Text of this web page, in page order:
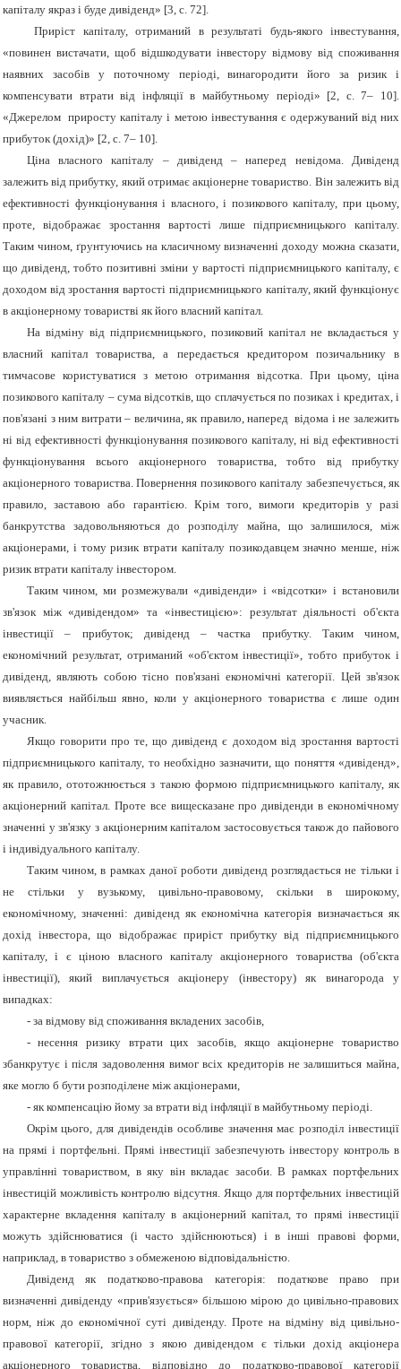
капіталу якраз і буде дивіденд» [3, с. 72].
Приріст капіталу, отриманий в результаті будь-якого інвестування,
«повинен вистачати, щоб відшкодувати інвестору відмову від споживання
наявних засобів у поточному періоді, винагородити його за ризик і
компенсувати втрати від інфляції в майбутньому періоді» [2, с. 7– 10].
«Джерелом приросту капіталу і метою інвестування є одержуваний від них
прибуток (дохід)» [2, с. 7– 10].
Ціна власного капіталу – дивіденд – наперед невідома. Дивіденд
залежить від прибутку, який отримає акціонерне товариство. Він залежить від
ефективності функціонування і власного, і позикового капіталу, при цьому,
проте, відображає зростання вартості лише підприємницького капіталу.
Таким чином, ґрунтуючись на класичному визначенні доходу можна сказати,
що дивіденд, тобто позитивні зміни у вартості підприємницького капіталу, є
доходом від зростання вартості підприємницького капіталу, який функціонує
в акціонерному товаристві як його власний капітал.
На відміну від підприємницького, позиковий капітал не вкладається у
власний капітал товариства, а передається кредитором позичальнику в
тимчасове користуватися з метою отримання відсотка. При цьому, ціна
позикового капіталу – сума відсотків, що сплачується по позиках і кредитах, і
пов'язані з ним витрати – величина, як правило, наперед відома і не залежить
ні від ефективності функціонування позикового капіталу, ні від ефективності
функціонування всього акціонерного товариства, тобто від прибутку
акціонерного товариства. Повернення позикового капіталу забезпечується, як
правило, заставою або гарантією. Крім того, вимоги кредиторів у разі
банкрутства задовольняються до розподілу майна, що залишилося, між
акціонерами, і тому ризик втрати капіталу позикодавцем значно менше, ніж
ризик втрати капіталу інвестором.
Таким чином, ми розмежували «дивіденди» і «відсотки» і встановили
зв'язок між «дивідендом» та «інвестицією»: результат діяльності об'єкта
інвестиції – прибуток; дивіденд – частка прибутку. Таким чином,
економічний результат, отриманий «об'єктом інвестиції», тобто прибуток і
дивіденд, являють собою тісно пов'язані економічні категорії. Цей зв'язок
виявляється найбільш явно, коли у акціонерного товариства є лише один
учасник.
Якщо говорити про те, що дивіденд є доходом від зростання вартості
підприємницького капіталу, то необхідно зазначити, що поняття «дивіденд»,
як правило, ототожнюється з такою формою підприємницького капіталу, як
акціонерний капітал. Проте все вищесказане про дивіденди в економічному
значенні у зв'язку з акціонерним капіталом застосовується також до пайового
і індивідуального капіталу.
Таким чином, в рамках даної роботи дивіденд розглядається не тільки і
не стільки у вузькому, цивільно-правовому, скільки в широкому,
економічному, значенні: дивіденд як економічна категорія визначається як
дохід інвестора, що відображає приріст прибутку від підприємницького
капіталу, і є ціною власного капіталу акціонерного товариства (об'єкта
інвестиції), який виплачується акціонеру (інвестору) як винагорода у
випадках:
- за відмову від споживання вкладених засобів,
- несення ризику втрати цих засобів, якщо акціонерне товариство
збанкрутує і після задоволення вимог всіх кредиторів не залишиться майна,
яке могло б бути розподілене між акціонерами,
- як компенсацію йому за втрати від інфляції в майбутньому періоді.
Окрім цього, для дивідендів особливе значення має розподіл інвестиції
на прямі і портфельні. Прямі інвестиції забезпечують інвестору контроль в
управлінні товариством, в яку він вкладає засоби. В рамках портфельних
інвестицій можливість контролю відсутня. Якщо для портфельних інвестицій
характерне вкладення капіталу в акціонерний капітал, то прямі інвестиції
можуть здійснюватися (і часто здійснюються) і в інші правові форми,
наприклад, в товариство з обмеженою відповідальністю.
Дивіденд як податково-правова категорія: податкове право при
визначенні дивіденду «прив'язується» більшою мірою до цивільно-правових
норм, ніж до економічної суті дивіденду. Проте на відміну від цивільно-
правової категорії, згідно з якою дивідендом є тільки дохід акціонера
акціонерного товариства, відповідно до податково-правової категорії